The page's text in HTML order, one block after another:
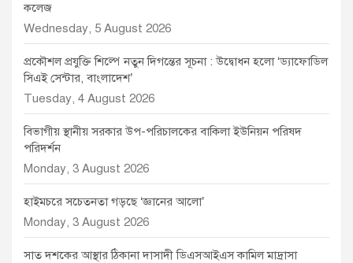
কলেজ
Wednesday, 5 August 2026
প্রকৌশল প্রযুক্তি শিল্পে নতুন দিগন্তের সূচনা : উদ্বোধন হলো ‘ড্যাফোডিল
সিএই সেন্টার, বাংলাদেশ’
Tuesday, 4 August 2026
বিভাগীয় স্থানীয় সরকার উপ-পরিচালকের বাকিলা ইউনিয়ন পরিষদ
পরিদর্শন
Monday, 3 August 2026
হাইমচরে সচেতনতা গড়ছে ‘জ্ঞানের আলো’
Monday, 3 August 2026
সাত দশকের আস্থার ঠিকানা দাসাদী ডিএসআইএস কামিল মাদ্রাসা